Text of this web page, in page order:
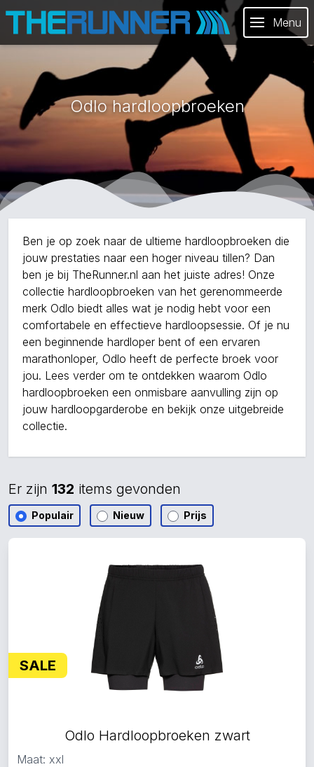
Menu
Odlo hardloopbroeken
Ben je op zoek naar de ultieme hardloopbroeken die
jouw prestaties naar een hoger niveau tillen? Dan
ben je bij TheRunner.nl aan het juiste adres! Onze
collectie hardloopbroeken van het gerenommeerde
merk Odlo biedt alles wat je nodig hebt voor een
comfortabele en effectieve hardloopsessie. Of je nu
een beginnende hardloper bent of een ervaren
marathonloper, Odlo heeft de perfecte broek voor
jou. Lees verder om te ontdekken waarom Odlo
hardloopbroeken een onmisbare aanvulling zijn op
jouw hardloopgarderobe en bekijk onze uitgebreide
collectie.
Er zijn 132 items gevonden
Populair Nieuw Prijs
SALE
Odlo Hardloopbroeken zwart
Maat: xxl